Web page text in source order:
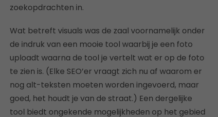
zoekopdrachten in.
Wat betreft visuals was de zaal voornamelijk onder
de indruk van een mooie tool waarbij je een foto
uploadt waarna de tool je vertelt wat er op de foto
te zien is. (Elke SEO’er vraagt zich nu af waarom er
nog alt-teksten moeten worden ingevoerd, maar
goed, het houdt je van de straat.) Een dergelijke
tool biedt ongekende mogelijkheden op het gebied